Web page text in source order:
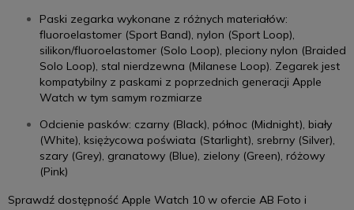
Paski zegarka wykonane z różnych materiałów:
fluoroelastomer (Sport Band), nylon (Sport Loop),
silikon/fluoroelastomer (Solo Loop), pleciony nylon (Braided
Solo Loop), stal nierdzewna (Milanese Loop). Zegarek jest
kompatybilny z paskami z poprzednich generacji Apple
Watch w tym samym rozmiarze
Odcienie pasków: czarny (Black), północ (Midnight), biały
(White), księżycowa poświata (Starlight), srebrny (Silver),
szary (Grey), granatowy (Blue), zielony (Green), różowy
(Pink)
Sprawdź dostępność Apple Watch 10 w ofercie AB Foto i